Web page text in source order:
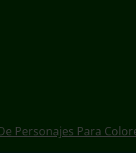
Personajes Para